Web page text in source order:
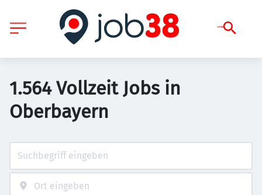
1.564 Vollzeit Jobs in
Oberbayern